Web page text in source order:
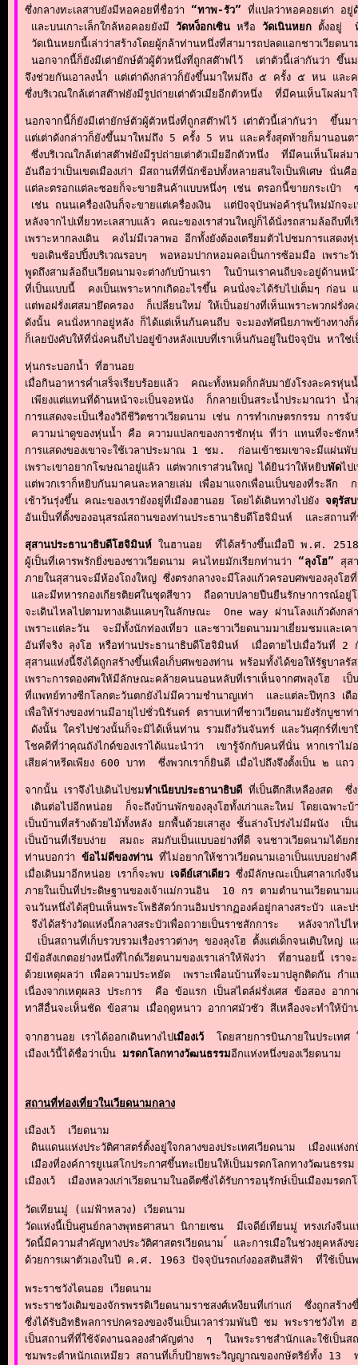
ซึ่งกลางทะเลสาบยังมีหอคอยที่ชื่อว่า “ทาพ-รัว” ที่แปลว่าหอคอยเต่า อยู่
และบนเกาะเล็กใกล้หอคอยยังมี วัดหง็อกเซิน หรือ วัดเนินหยก ตั้งอยู่
วัดเนินหยกนี้เล่าว่าสร้างโดยผู้กล้าท่านหนึ่งที่สามารถปลดแอกชาวเวีย
นอกจากนี้ก็ยังมีเต่ายักษ์ตัวผู้ตัวหนึ่งที่ถูกสต๊าฟไว้  เต่าตัวนี้เล่ากันว่า ขึ้
จึงช่วยกันเอาลงน้ำ แต่เต่าดังกล่าวก็ยังขึ้นมาใหม่ถึง ๕ ครั้ง ๕ หน แล
ซึ่งบริเวณใกล้เต่าสต๊าฟยังมีรูปถ่ายเต่าตัวเมียอีกตัวหนึ่ง  ที่มีคนเห็นโผล่มา
นอกจากนี้ก็ยังมีเต่ายักษ์ตัวผู้ตัวหนึ่งที่ถูกสต๊าฟไว้ เต่าตัวนี้เล่ากันว่า  ขึ้น
แต่เต่าดังกล่าวก็ยังขึ้นมาใหม่ถึง 5 ครั้ง 5 หน และครั้งสุดท้ายก็มานอน
ซึ่งบริเวณใกล้เต่าสต๊าฟยังมีรูปถ่ายเต่าตัวเมียอีกตัวหนึ่ง  ที่มีคนเห็นโผ
อันถือว่าเป็นเขตเมืองเก่า มีสถานที่ที่นักช้อปทั้งหลายสนใจเป็นพิเศษ นั่น
แต่ละตรอกแต่ละซอยก็จะขายสินค้าแบบหนึ่งๆ เช่น ตรอกนี้ขายกระเป๋า
เช่น ถนนเครื่องเงินก็จะขายแต่เครื่องเงิน  แต่ปัจจุบันพ่อค้ารุ่นใหม่มัก
หลังจากไปเที่ยวทะเลสาบแล้ว คณะของเราส่วนใหญ่ก็ได้นั่งรถสามล้อถีบที่
เพราะหากลงเดิน  คงไม่มีเวลาพอ อีกทั้งยังต้องเตรียมตัวไปชมการแสด
ขอเดินช้อปปิ้งบริเวณรอบๆ  พอหอมปากหอมคอเป็นการซ้อมมือ เพราะ
พูดถึงสามล้อถีบเวียดนามจะต่างกับบ้านเรา  ในบ้านเราคนถีบจะอยู่ด้
ที่เป็นแบบนี้  คงเป็นเพราะหากเกิดอะไรขึ้น คนนั่งจะได้รับไปเต็มๆ ก่อ
แต่พอฝรั่งเศสมายึดครอง  ก็เปลี่ยนใหม่ ให้เป็นอย่างที่เห็นเพราะพวกฝรั่
ดังนั้น คนนั่งหากอยู่หลัง ก็ได้แต่เห็นก้นคนถีบ จะมองทัศนียภาพข้างทา
ก็เลยบังคับให้ที่นั่งคนถีบไปอยู่ข้างหลังแบบที่เราเห็นกันอยู่ในปัจจุบัน หาใช่
หุ่นกระบอกน้ำ ที่ฮานอย
เมื่อกินอาหารค่ำเสร็จเรียบร้อยแล้ว  คณะทั้งหมดก็กลับมายังโรงละครหุ่
เพียงแต่แทนที่ด้านหน้าจะเป็นจอหนัง  ก็กลายเป็นสระน้ำประมาณว่า
การแสดงจะเป็นเรื่องวิถีชีวิตชาวเวียดนาม เช่น การทำเกษตรกรรม กา
ความน่าดูของหุ่นน้ำ คือ ความแปลกของการชักหุ่น ที่ว่า แทนที่จะชักห
การแสดงของเขาจะใช้เวลาประมาณ 1 ชม.  ก่อนเข้าชมเขาจะมีแผ่
เพราะเขาอยากโฆษณาอยู่แล้ว แต่พวกเราส่วนใหญ่ ได้ยินว่าให้หยิบพัดไป
แต่พวกเราก็หยิบกันมาคนละหลายเล่ม เพื่อมาแจกเพื่อนเป็นของที่ระลึ
เช้าวันรุ่งขึ้น คณะของเรายังอยู่ที่เมืองฮานอย โดยได้เดินทางไปยัง จตุรัส
อันเป็นที่ตั้งของอนุสรณ์สถานของท่านประธานาธิบดีโฮจิมินห์  และสถาน
สุสานประธานาธิบดีโฮจิมินห์ ในฮานอย  ที่ได้สร้างขึ้นเมื่อปี พ.ศ. 2518
ผู้เป็นที่เคารพรักยิ่งของชาวเวียดนาม คนไทยมักเรียกท่านว่า “ลุงโฮ” สุส
ภายในสุสานจะมีห้องโถงใหญ่ ซึ่งตรงกลางจะมีโลงแก้วครอบศพของลุง
และมีทหารกองเกียรติยศในชุดสีขาว  ถือดาบปลายปืนยืนรักษาการณ์อ
จะเดินไหลไปตามทางเดินแคบๆในลักษณะ  One way ผ่านโลงแก้วดัง
เพราะแต่ละวัน  จะมีทั้งนักท่องเที่ยว และชาวเวียดนามมาเยี่ยมชมและ
อันที่จริง ลุงโฮ หรือท่านประธานาธิบดีโฮจิมินห์  เมื่อตายไปเมื่อวันที่
สุสานแห่งนี้จึงได้ถูกสร้างขึ้นเพื่อเก็บศพของท่าน พร้อมทั้งได้ขอให้รัฐบาล
เพราะการดองศพให้มีลักษณะคล้ายคนนอนหลับที่เราเห็นจากศพลุงโฮ  เ
ที่แพทย์ทางซีกโลกตะวันตกยังไม่มีความชำนาญเท่า  และแต่ละปีทุก3 เ
เพื่อให้ร่างของท่านมีอายุไปชั่วนิรันดร์ ตราบเท่าที่ชาวเวียดนามยังรักบูช
ดังนั้น ใครไปช่วงนั้นก็จะมิได้เห็นท่าน รวมถึงวันจันทร์ และวันศุกร์ที่เ
โชคดีที่ว่าคุณถังไกด์ของเราได้แนะนำว่า  เขารู้จักกับคนที่นั่น หากเราไ
เสียค่าหรีดเพียง 600 บาท  ซึ่งพวกเราก็ยินดี เมื่อไปถึงจึงตั้งเป็น ๒ แ
จากนั้น เราจึงไปเดินไปชมทำเนียบประธานาธิบดี ที่เป็นตึกสีเหลืองสด  ซึ่
เดินต่อไปอีกหน่อย  ก็จะถึงบ้านพักของลุงโฮทั้งเก่าและใหม่ โดยเฉพ
เป็นบ้านที่สร้างด้วยไม้ทั้งหลัง ยกพื้นด้วยเสาสูง ชั้นล่างโปร่งไม่มีผนัง
เป็นบ้านที่เรียบง่าย  สมถะ สมกับเป็นแบบอย่างที่ดี จนชาวเวียดนามได้ย
ท่านบอกว่า ข้อไม่ดีของท่าน ที่ไม่อยากให้ชาวเวียดนามเอาเป็นแบบอย่า
เมื่อเดินมาอีกหน่อย เราก็จะพบ เจดีย์เสาเดียว ซึ่งมีลักษณะเป็นศาลาเก๋ง
ภายในเป็นที่ประดิษฐานของเจ้าแม่กวนอิน  10 กร ตามตำนานเวียดนา
จนวันหนึ่งได้สุบินเห็นพระโพธิสัตว์กวนอิมปรากฏองค์อยู่กลางสระบัว แล
จึงได้สร้างวัดแห่งนี้กลางสระบัวเพื่อถวายเป็นราชสักการะ   หลังจากไป
เป็นสถานที่เก็บรวบรวมเรื่องราวต่างๆ ของลุงโฮ ตั้งแต่เด็กจนเติบให
มีข้อสังเกตอย่างหนึ่งที่ไกด์เวียดนามของเราเล่าให้ฟังว่า  ที่ฮานอยนี้ เร
ด้วยเหตุผลว่า เพื่อความประหยัด  เพราะเพื่อนบ้านที่จะมาปลูกติดกัน ก
เนื่องจากเหตุผล3 ประการ  คือ ข้อแรก เป็นสไตล์ฝรั่งเศส ข้อสอง อ
ทาสีอื่นจะเห็นชัด ข้อสาม เมื่อฤดูหนาว อากาศมัวซัว สีเหลืองจะทำให้บ้า
จากฮานอย เราได้ออกเดินทางไปเมืองเว้
โดยสายการบินภายในประเท
เมืองเว้นี้ได้ชื่อว่าเป็น มรดกโลกทางวัฒนธรรมอีกแห่งหนึ่งของเวียดนาม
สถานที่ท่องเที่ยวในเวียดนามกลาง
เมืองเว้  เวียดนาม
ดินแดนแห่งประวัติศาสตร์ตั้งอยู่ใจกลางของประเทศเวียดนาม  เมืองแห่
เมืองที่องค์การยูเนสโกประกาศขึ้นทะเบียนให้เป็นมรดกโลกทางวัฒ
เมืองเว้  เมืองหลวงเก่าเวียดนามในอดีตซึ่งได้รับการอนุรักษ์เป็นเมืองมร
วัดเทียนมู่ (แม่ฟ้าหลวง) เวียดนาม
วัดแห่งนี้เป็นศูนย์กลางพุทธศาสนา นิกายเซน  มีเจดีย์เทียนมู่ ทรงเก๋ง
วัดนี้มีความสำคัญทางประวัติศาสตรเวียดนาม ์ และการเมือในช่วงยุคหลั
ด้วยการเผาตัวเองในปี ค.ศ. 1963 ปัจจุบันรถเก๋งออสตินสีฟ้า  ที่ใช้เป็นพ
พระราชวังไดนอย เวียดนาม
พระราชวังเดิมของจักรพรรดิเวียดนามราชสงศ์เหงียนที่เก่าแก่  ซึ่งถูกส
ซึ่งได้รับอิทธิพลการปกครองของจีนเป็นเวลาร่วมพันปี ชม พระราชวังไ
เป็นสถานที่ที่ใช้จัดงานฉลองสำคัญต่าง  ๆ  ในพระราชสำนักและใช้เป็น
ชมพระตำหนักเถเหมียว สถานที่เก็บป้ายพระวิญญาณของกษัตริย์ทั้ง 13  พ